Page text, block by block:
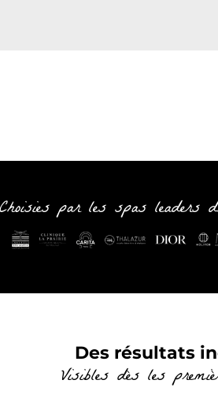
Choisies par les spas leaders
Des résultats
Visibles dès les